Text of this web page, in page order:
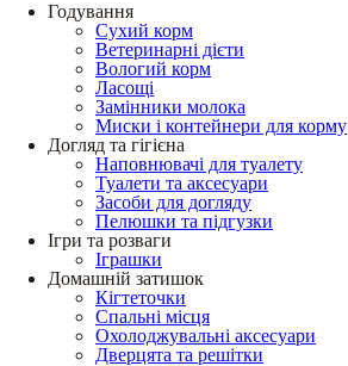
Годування
Сухий корм
Ветеринарні дієти
Вологий корм
Ласощі
Замінники молока
Миски і контейнери для корму
Догляд та гігієна
Наповнювачі для туалету
Туалети та аксесуари
Засоби для догляду
Пелюшки та підгузки
Ігри та розваги
Іграшки
Домашній затишок
Кігтеточки
Спальні місця
Охолоджувальні аксесуари
Дверцята та решітки